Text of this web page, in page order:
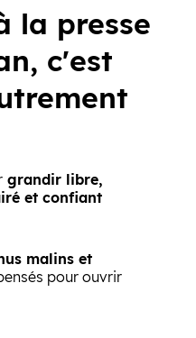
la presse
c'est
grandir libre,
et confiant
malins et
pour ouvrir